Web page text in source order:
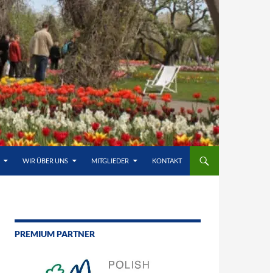
WIR ÜBER UNS MITGLIEDER KONTAKT
PREMIUM PARTNER